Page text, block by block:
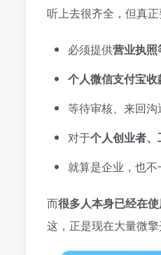
听上去很齐全，但真
必须提供营业执
个人微信支付宝收
等待审核、来回
对于个人创业者
就算是企业，也
而很多人本身已经在
这，正是现在大量微擎